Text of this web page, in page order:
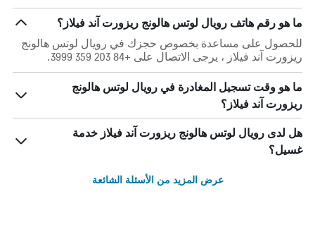
ما هو رقم هاتف رويال لوتس هالونج ريزورت آند فيلاز؟
للحصول على مساعدة بخصوص حجزك في رويال لوتس هالونج
ريزورت آند فيلاز ، يرجى الاتصال على +84 203 359 3999.
ما هو وقت تسجيل المغادرة في رويال لوتس هالونج
ريزورت آند فيلاز؟
هل لدى رويال لوتس هالونج ريزورت آند فيلاز خدمة
غسيل؟
عرض المزيد من الأسئلة الشائعة